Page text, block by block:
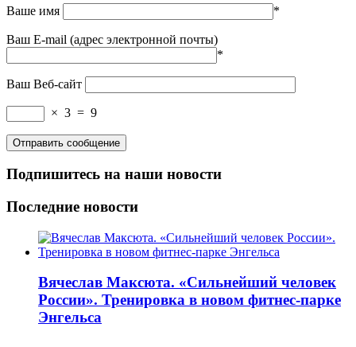
Ваше имя *
Ваш E-mail (адрес электронной почты)
*
Ваш Веб-сайт
× 3 = 9
Подпишитесь на наши новости
Последние новости
Вячеслав Максюта. «Сильнейший человек
России». Тренировка в новом фитнес-парке
Энгельса